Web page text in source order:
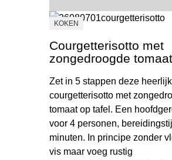
KOKEN
Courgetterisotto met
zongedroogde tomaat
Zet in 5 stappen deze
courgetterisotto met
tomaat op tafel. Een
voor 4 personen,
minuten. In principe zonder
vis maar voeg rustig